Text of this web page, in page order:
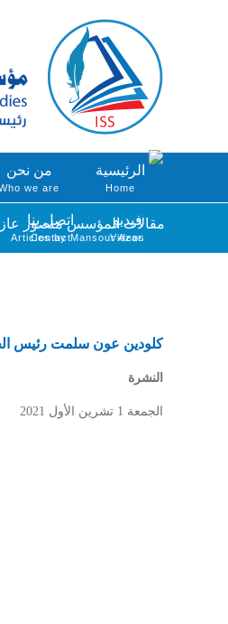
الرئيسية
Home
من نحن
we are
فيديو
Videos
اتصل بنا
Contact
مقالات المؤسس منصور
Articles by Mansour Azar
كلودين عون سلمت رئيس
النشرة
الجمعة 1 تشرين الأول 2021